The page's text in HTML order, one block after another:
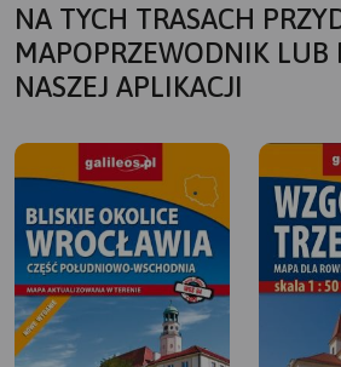
NA TYCH TRASACH
MAPOPRZEWODNIK LUB
NASZEJ APLIKACJI